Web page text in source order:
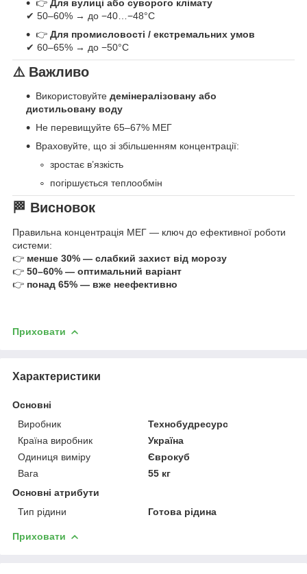
👉 Для вулиці або суворого клімату
✔ 50–60% → до −40…−48°C
👉 Для промисловості / екстремальних умов
✔ 60–65% → до −50°C
⚠️ Важливо
Використовуйте демінералізовану або
дистильовану воду
Не перевищуйте 65–67% МЕГ
Враховуйте, що зі збільшенням концентрації:
зростає в’язкість
погіршується теплообмін
🏁 Висновок
Правильна концентрація МЕГ — ключ до ефективної роботи
системи:
👉 менше 30% — слабкий захист від морозу
👉 50–60% — оптимальний варіант
👉 понад 65% — вже неефективно
Приховати
Характеристики
Основні
Виробник
Технобудресурс
Країна виробник
Україна
Одиниця виміру
Єврокуб
Вага
55 кг
Основні атрибути
Тип рідини
Готова рідина
Приховати